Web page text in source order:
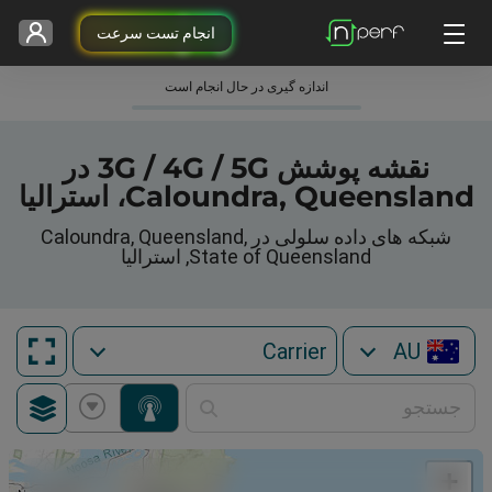
انجام تست سرعت
اندازه گیری در حال انجام است
نقشه پوشش 3G / 4G / 5G در
Caloundra, Queensland، استرالیا
شبکه های داده سلولی در Caloundra, Queensland,
State of Queensland, استرالیا
AU